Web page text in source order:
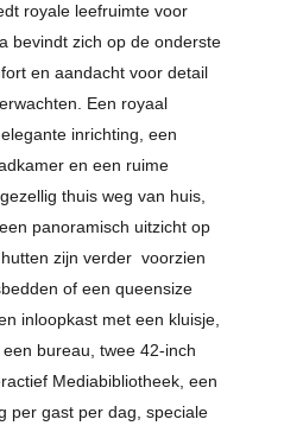
royale leefruimte voor
bevindt zich op de onderste
en aandacht voor detail
Een royaal
inrichting, een
en een ruime
thuis weg van huis,
panoramisch uitzicht op
zijn verder voorzien
of een queensize
inloopkast met een kluisje,
bureau, twee 42-inch
Mediabibliotheek, een
per gast per dag, speciale